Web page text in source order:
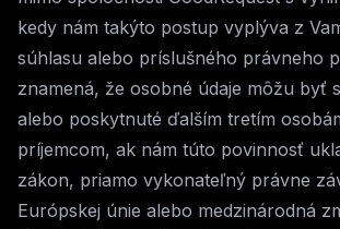
kedy nám takýto postup vyplýva z
súhlasu alebo príslušného právneho
znamená, že osobné údaje môžu byť
alebo poskytnuté ďalším tretím
príjemcom, ak nám túto povinnosť
zákon, priamo vykonateľný právne
Európskej únie alebo medzinárodná